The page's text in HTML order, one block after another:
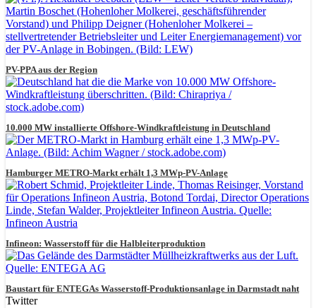
PV-PPA aus der Region
10.000 MW installierte Offshore-Windkraftleistung in Deutschland
Hamburger METRO-Markt erhält 1,3 MWp-PV-Anlage
Infineon: Wasserstoff für die Halbleiterproduktion
Baustart für ENTEGAs Wasserstoff-Produktionsanlage in Darmstadt naht
Twitter